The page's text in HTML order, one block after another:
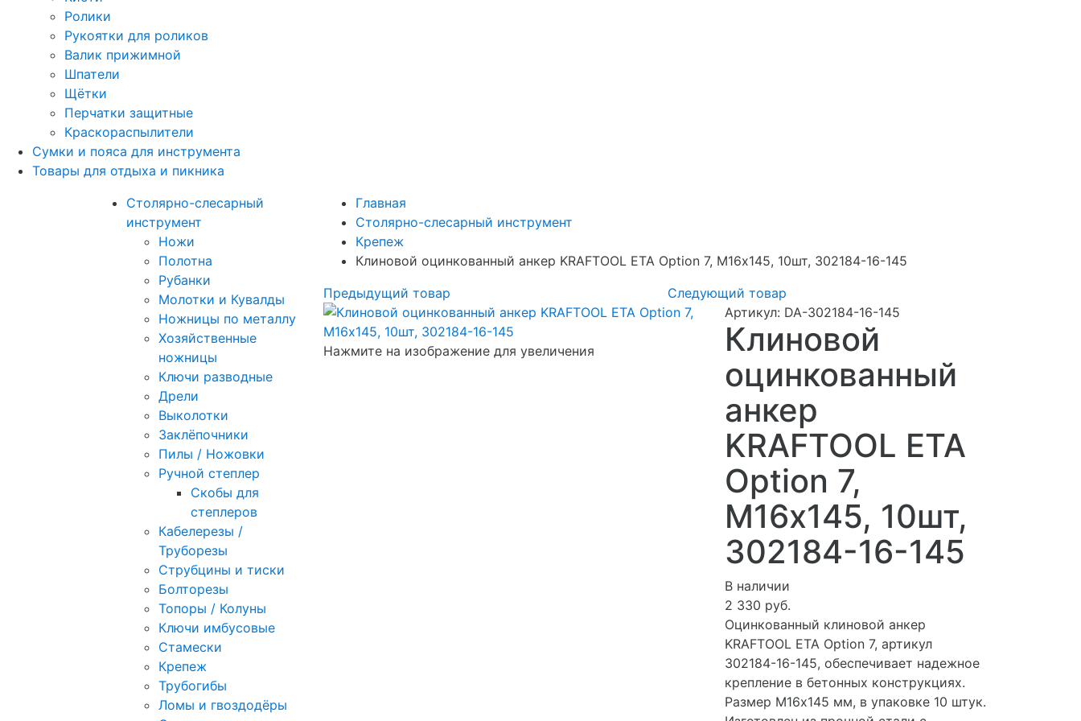
Ролики
Рукоятки для роликов
Валик прижимной
Шпатели
Щётки
Перчатки защитные
Краскораспылители
Сумки и пояса для инструмента
Товары для отдыха и пикника
Столярно-слесарный
инструмент
Ножи
Полотна
Рубанки
Молотки и Кувалды
Ножницы по металлу
Хозяйственные
ножницы
Ключи разводные
Дрели
Выколотки
Заклёпочники
Пилы / Ножовки
Ручной степлер
Скобы для
степлеров
Кабелерезы /
Труборезы
Струбцины и тиски
Болторезы
Топоры / Колуны
Ключи имбусовые
Стамески
Крепеж
Трубогибы
Ломы и гвоздодёры
Главная
Столярно-слесарный инструмент
Крепеж
Клиновой оцинкованный анкер KRAFTOOL ETA Option 7, М16x145, 10шт, 302184-16-145
Предыдущий товар
Следующий товар
Нажмите на изображение для увеличения
Артикул: DA-302184-16-145
Клиновой
оцинкованный
анкер
KRAFTOOL ETA
Option 7,
М16x145, 10шт,
302184-16-145
В наличии
2 330 руб.
Оцинкованный клиновой анкер
KRAFTOOL ETA Option 7, артикул
302184-16-145, обеспечивает надежное
крепление в бетонных конструкциях.
Размер М16x145 мм, в упаковке 10 штук.